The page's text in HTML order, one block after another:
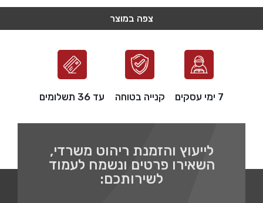
צפה במוצר
צפה במוצר
צפה במוצר
צפה במוצר
צפה במוצר
7 ימי עסקים קנייה בטוחה עד 36 תשלומים
לייעוץ והזמנת ריהוט משרדי,
השאירו פרטים ונשמח לעמוד
לשירותכם: